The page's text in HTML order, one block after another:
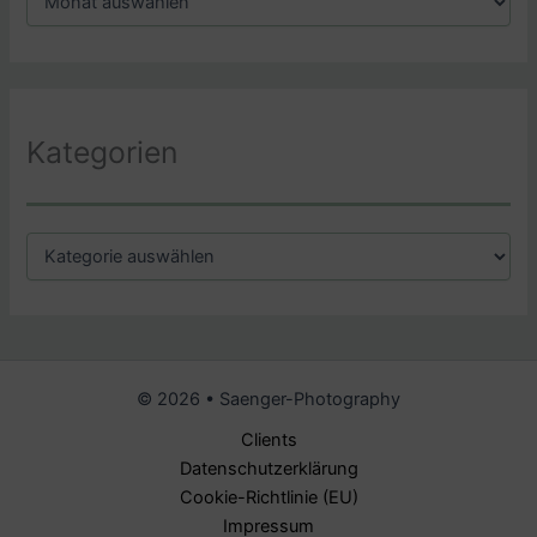
Kategorien
© 2026 • Saenger-Photography
Clients
Datenschutzerklärung
Cookie-Richtlinie (EU)
Impressum